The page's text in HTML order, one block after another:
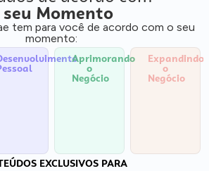
seu Momento
tem para você de acordo com o seu
momento:
Aprimorando
o
Negócio
Expandindo
o
Negócio
EXCLUSIVOS PARA